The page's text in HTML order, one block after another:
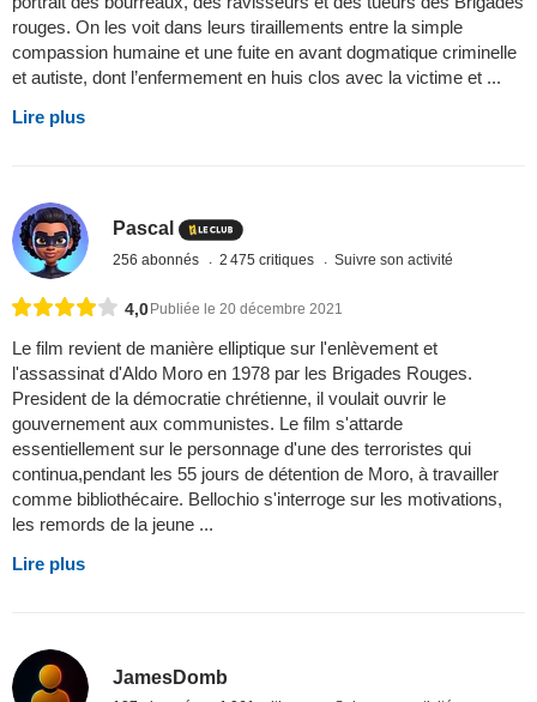
rouges. On les voit dans leurs tiraillements entre la simple
compassion humaine et une fuite en avant dogmatique criminelle
et autiste, dont l’enfermement en huis clos avec la victime et ...
Lire plus
Pascal
256 abonnés 2 475 critiques Suivre son activité
4,0 Publiée le 20 décembre 2021
Le film revient de manière elliptique sur l'enlèvement et
l'assassinat d'Aldo Moro en 1978 par les Brigades Rouges.
President de la démocratie chrétienne, il voulait ouvrir le
gouvernement aux communistes. Le film s'attarde
essentiellement sur le personnage d'une des terroristes qui
continua,pendant les 55 jours de détention de Moro, à travailler
comme bibliothécaire. Bellochio s'interroge sur les motivations,
les remords de la jeune ...
Lire plus
JamesDomb